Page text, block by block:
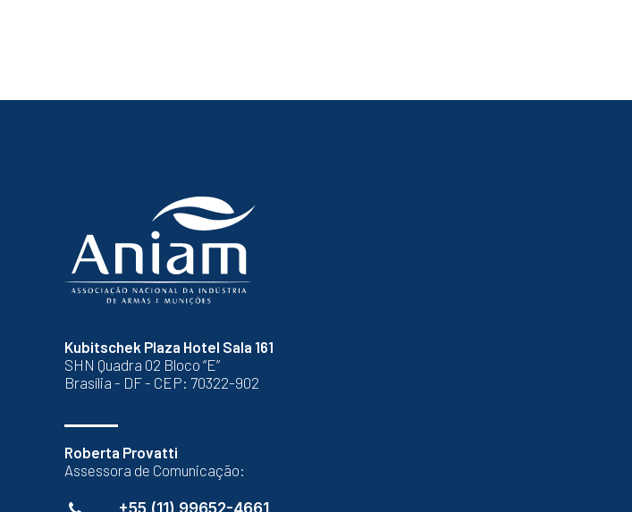
Kubitschek Plaza Hotel Sala 161
SHN Quadra 02 Bloco “E”
Brasília - DF - CEP: 70322-902
Roberta Provatti
Assessora de Comunicação:
+55 (11) 99652-4661